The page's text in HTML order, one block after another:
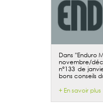
Dans "Enduro
novembre/
n°133 de
bons conseils
+ En savoir plus